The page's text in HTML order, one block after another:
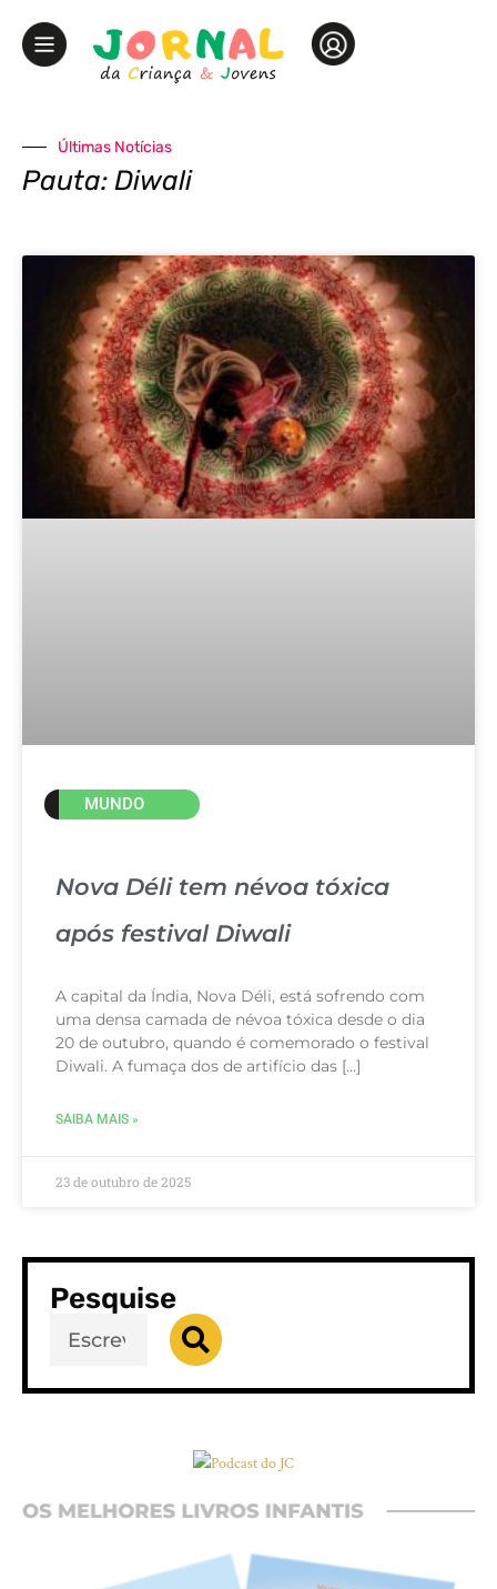
Últimas Notícias
Pauta: Diwali
MUNDO
Nova Déli tem névoa tóxica
após festival Diwali
A capital da Índia, Nova Déli, está sofrendo com
uma densa camada de névoa tóxica desde o dia
20 de outubro, quando é comemorado o festival
Diwali. A fumaça dos de artifício das […]
SAIBA MAIS »
23 de outubro de 2025
Pesquise